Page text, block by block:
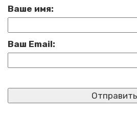
Ваше имя:
Ваш Email: